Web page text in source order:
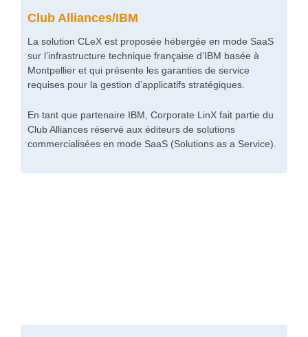
Club Alliances/IBM
La solution CLeX est proposée hébergée en mode SaaS
sur l’infrastructure technique française d’IBM basée à
Montpellier et qui présente les garanties de service
requises pour la gestion d’applicatifs stratégiques.
En tant que partenaire IBM, Corporate LinX fait partie du
Club Alliances réservé aux éditeurs de solutions
commercialisées en mode SaaS (Solutions as a Service).